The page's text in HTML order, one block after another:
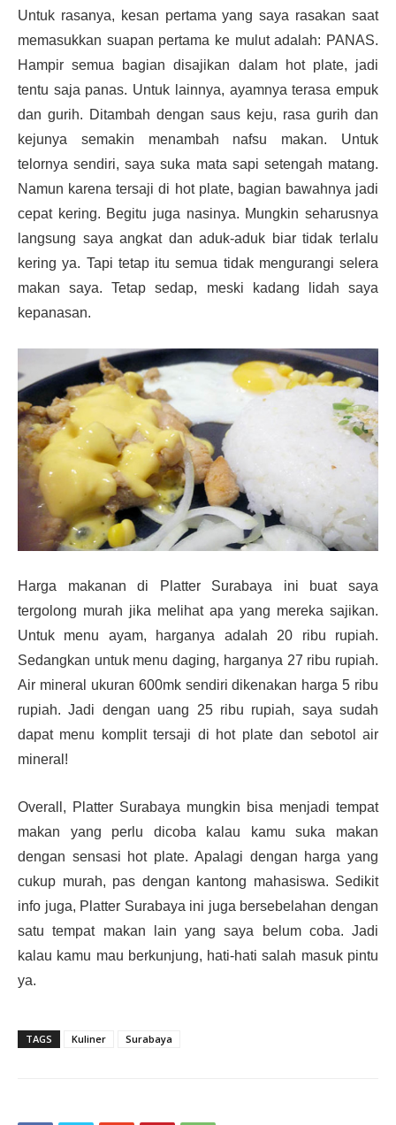
Untuk rasanya, kesan pertama yang saya rasakan saat
memasukkan suapan pertama ke mulut adalah: PANAS.
Hampir semua bagian disajikan dalam hot plate, jadi
tentu saja panas. Untuk lainnya, ayamnya terasa empuk
dan gurih. Ditambah dengan saus keju, rasa gurih dan
kejunya semakin menambah nafsu makan. Untuk
telornya sendiri, saya suka mata sapi setengah matang.
Namun karena tersaji di hot plate, bagian bawahnya jadi
cepat kering. Begitu juga nasinya. Mungkin seharusnya
langsung saya angkat dan aduk-aduk biar tidak terlalu
kering ya. Tapi tetap itu semua tidak mengurangi selera
makan saya. Tetap sedap, meski kadang lidah saya
kepanasan.
Harga makanan di Platter Surabaya ini buat saya
tergolong murah jika melihat apa yang mereka sajikan.
Untuk menu ayam, harganya adalah 20 ribu rupiah.
Sedangkan untuk menu daging, harganya 27 ribu rupiah.
Air mineral ukuran 600mk sendiri dikenakan harga 5 ribu
rupiah. Jadi dengan uang 25 ribu rupiah, saya sudah
dapat menu komplit tersaji di hot plate dan sebotol air
mineral!
Overall, Platter Surabaya mungkin bisa menjadi tempat
makan yang perlu dicoba kalau kamu suka makan
dengan sensasi hot plate. Apalagi dengan harga yang
cukup murah, pas dengan kantong mahasiswa. Sedikit
info juga, Platter Surabaya ini juga bersebelahan dengan
satu tempat makan lain yang saya belum coba. Jadi
kalau kamu mau berkunjung, hati-hati salah masuk pintu
ya.
TAGS Kuliner Surabaya